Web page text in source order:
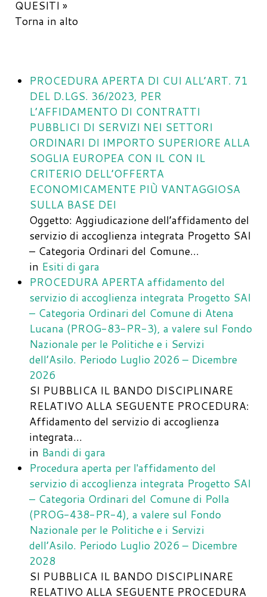
QUESITI »
Torna in alto
PROCEDURA APERTA DI CUI ALL’ART. 71
DEL D.LGS. 36/2023, PER
L’AFFIDAMENTO DI CONTRATTI
PUBBLICI DI SERVIZI NEI SETTORI
ORDINARI DI IMPORTO SUPERIORE ALLA
SOGLIA EUROPEA CON IL CON IL
CRITERIO DELL’OFFERTA
ECONOMICAMENTE PIÙ VANTAGGIOSA
SULLA BASE DEI
Oggetto: Aggiudicazione dell’affidamento del
servizio di accoglienza integrata Progetto SAI
– Categoria Ordinari del Comune…
in Esiti di gara
PROCEDURA APERTA affidamento del
servizio di accoglienza integrata Progetto SAI
– Categoria Ordinari del Comune di Atena
Lucana (PROG-83-PR-3), a valere sul Fondo
Nazionale per le Politiche e i Servizi
dell’Asilo. Periodo Luglio 2026 – Dicembre
2026
SI PUBBLICA IL BANDO DISCIPLINARE
RELATIVO ALLA SEGUENTE PROCEDURA:
Affidamento del servizio di accoglienza
integrata…
in Bandi di gara
Procedura aperta per l'affidamento del
servizio di accoglienza integrata Progetto SAI
– Categoria Ordinari del Comune di Polla
(PROG-438-PR-4), a valere sul Fondo
Nazionale per le Politiche e i Servizi
dell’Asilo. Periodo Luglio 2026 – Dicembre
2028
SI PUBBLICA IL BANDO DISCIPLINARE
RELATIVO ALLA SEGUENTE PROCEDURA